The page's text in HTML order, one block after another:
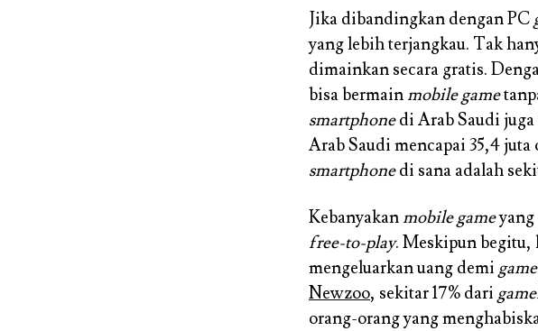
Jika dibandingkan dengan PC
yang lebih terjangkau. Tak
dimainkan secara gratis.
bisa bermain mobile game
smartphonedi Arab Saudi juga
Arab Saudi mencapai 35,4
smartphonedi sana adalah
Kebanyakan mobile gameyang
free-to-play. Meskipun begitu,
mengeluarkan uang demi game
Newzoo, sekitar 17% dari
orang-orang yang